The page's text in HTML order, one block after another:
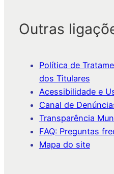
Outras
Política de
dos Titulares
Acessibilidade e
Canal de
Transparência
FAQ: Preguntas
Mapa do site